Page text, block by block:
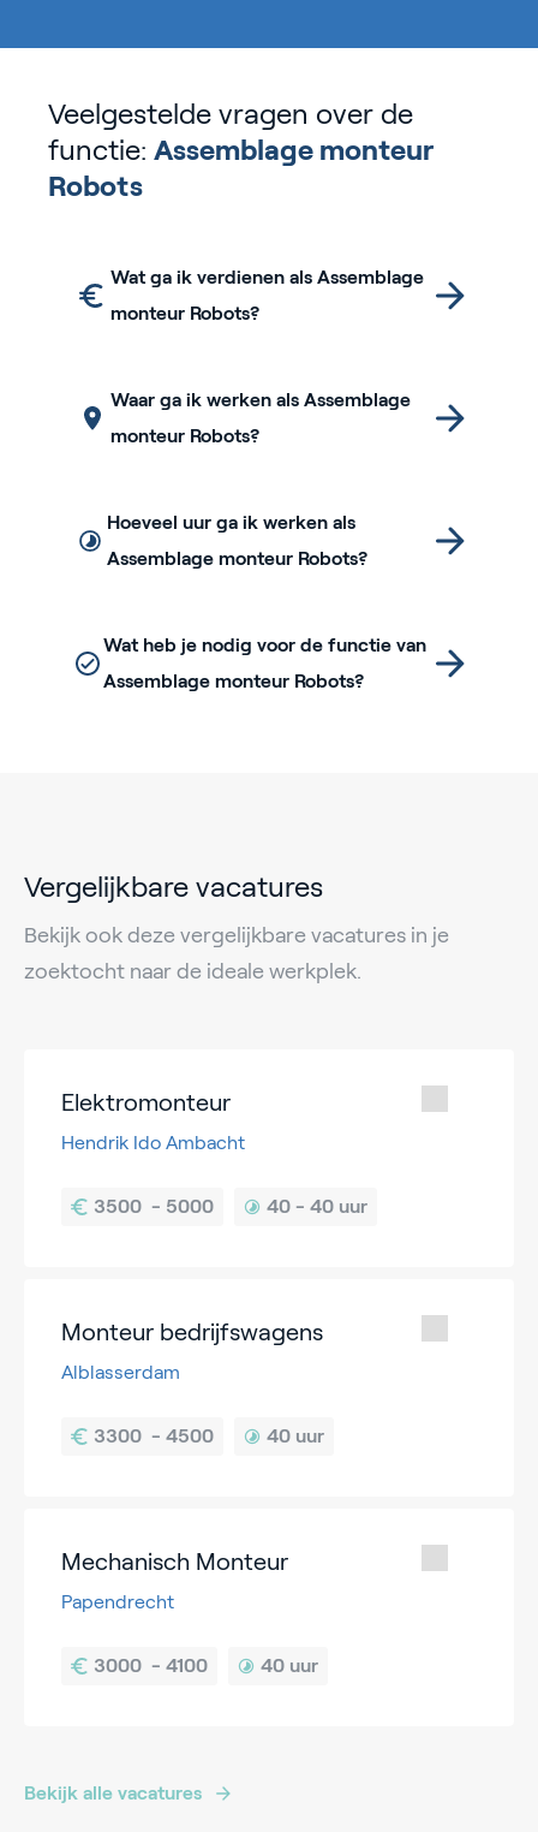
Veelgestelde vragen over de
functie: Assemblage monteur
Robots
Wat ga ik verdienen als Assemblage
monteur Robots?
Waar ga ik werken als Assemblage
monteur Robots?
Hoeveel uur ga ik werken als
Assemblage monteur Robots?
Wat heb je nodig voor de functie van
Assemblage monteur Robots?
Vergelijkbare vacatures
Bekijk ook deze vergelijkbare vacatures in je
zoektocht naar de ideale werkplek.
Elektromonteur
Hendrik Ido Ambacht
40 - 40 uur
Monteur bedrijfswagens
Alblasserdam
40 uur
Mechanisch Monteur
Papendrecht
40 uur
Bekijk alle vacatures